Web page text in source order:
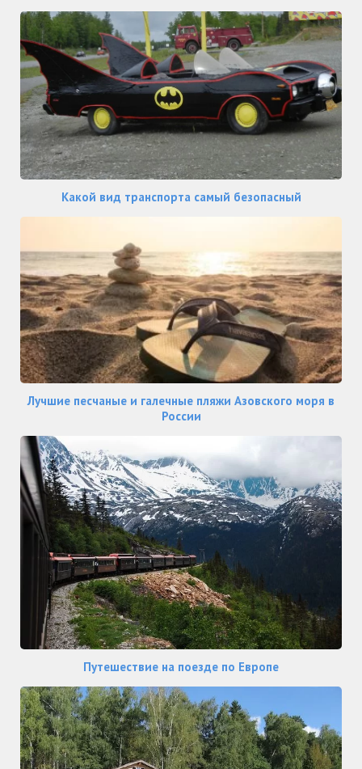
Какой вид транспорта самый безопасный
Лучшие песчаные и галечные пляжи Азовского моря в
России
Путешествие на поезде по Европе